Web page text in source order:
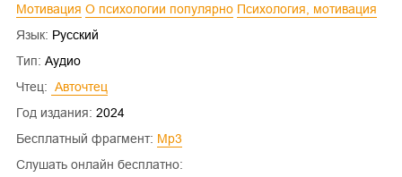
Мотивация
О психологии популярно
Психология, мотивация
Язык: Русский
Тип: Аудио
Чтец:
Авточтец
Год издания: 2024
Бесплатный фрагмент:
mp3
Слушать онлайн бесплатно: